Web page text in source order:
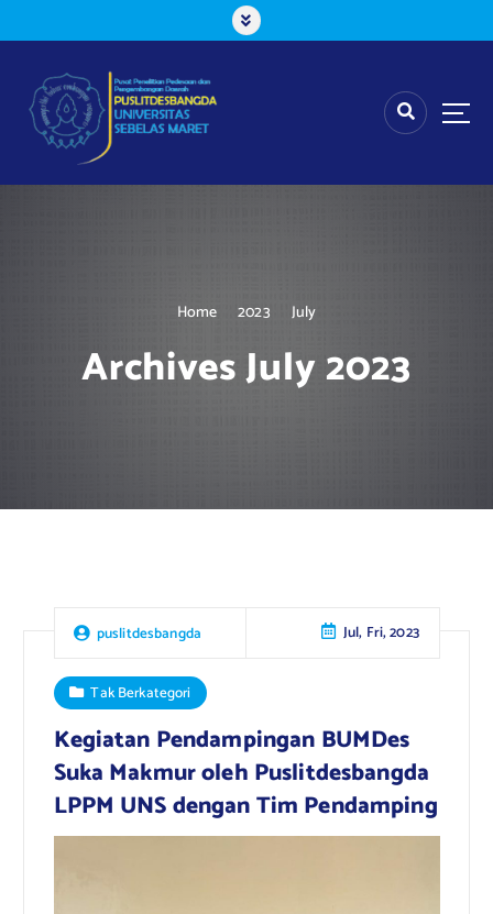
k
o
Home 2023 July
Archives July 2023
puslitdesbangda Jul, Fri, 2023
Tak Berkategori
Kegiatan Pendampingan BUMDes
Suka Makmur oleh Puslitdesbangda
LPPM UNS dengan Tim Pendamping